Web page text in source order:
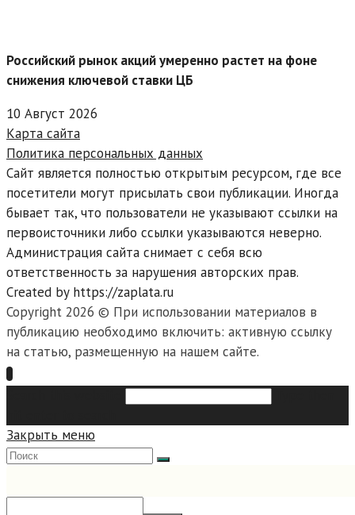
Российский рынок акций умеренно растет на фоне
снижения ключевой ставки ЦБ
10 Август 2026
Карта сайта
Политика персональных данных
Сайт является полностью открытым ресурсом, где все
посетители могут присылать свои публикации. Иногда
бывает так, что пользователи не указывают ссылки на
первоисточники либо ссылки указываются неверно.
Администрация сайта снимает с себя всю
ответственность за нарушения авторских прав.
Created by https://zaplata.ru
Copyright 2026 © При использовании материалов в
публикацию необходимо включить: активную ссылку
на статью, размещенную на нашем сайте.
Закрыть меню